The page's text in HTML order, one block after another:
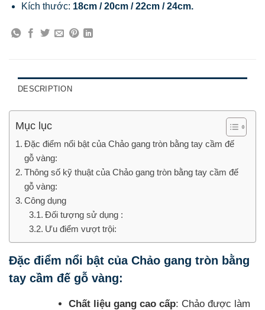
Kích thước: 18cm / 20cm / 22cm / 24cm.
DESCRIPTION
Mục lục
Đặc điểm nổi bật của Chảo gang tròn bằng tay cầm đế
gỗ vàng:
Thông số kỹ thuật của Chảo gang tròn bằng tay cầm đế
gỗ vàng:
Công dụng
Đối tượng sử dụng :
Ưu điểm vượt trội:
Đặc điểm nổi bật của Chảo gang tròn bằng
tay cầm đế gỗ vàng:
Chất liệu gang cao cấp: Chảo được làm